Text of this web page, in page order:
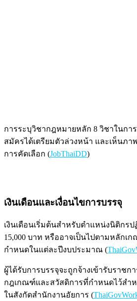
การระบุวิชากฎหมายหลัก 8 วิชาในกา
สมัครได้เตรียมตัวล่วงหน้า และเห็นภา
การคัดเลือก (JobThaiDD)
เงินเดือนและเงื่อนไขการบรรจุ
เงินเดือนเริ่มต้นสำหรับตำแหน่งนิติกร
15,000 บาท หรืออาจเป็นไปตามหลักเ
กำหนดในแต่ละปีงบประมาณ (
ผู้ได้รับการบรรจุจะถูกจ้างเข้ารับราชก
กฎเกณฑ์และสวัสดิการที่กำหนดไว้สำ
ในสังกัดสำนักงานอัยการ (